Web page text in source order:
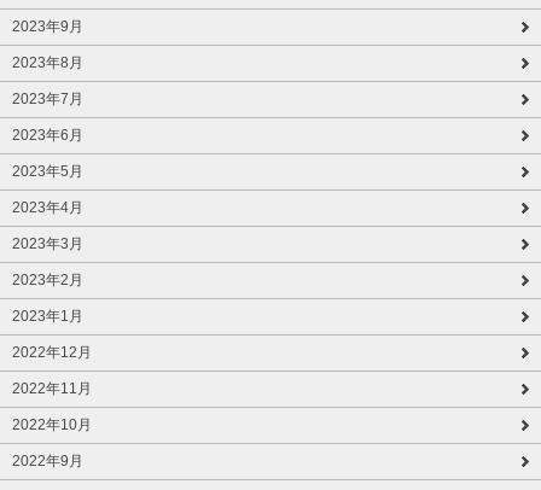
2023年9月
2023年8月
2023年7月
2023年6月
2023年5月
2023年4月
2023年3月
2023年2月
2023年1月
2022年12月
2022年11月
2022年10月
2022年9月